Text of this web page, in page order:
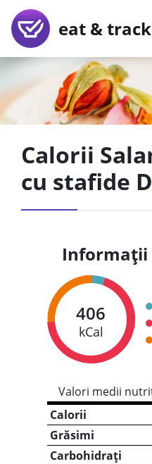
eat & track
Calorii
cu stafide
406
kCal
Valori medii
Calorii
Grăsimi
Carbohidrați